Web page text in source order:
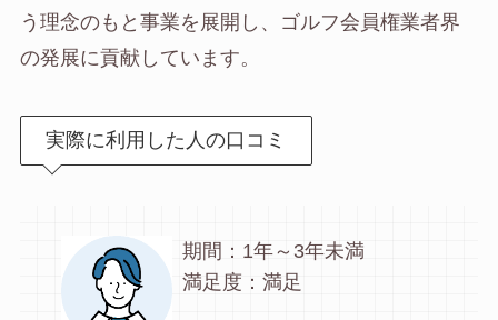
う理念のもと事業を展開し、ゴルフ会員権業者界
の発展に貢献しています。
実際に利用した人の口コミ
期間：1年～3年未満
満足度：満足